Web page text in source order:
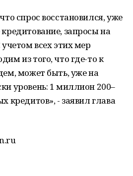
спрос восстановился, уже
запросы на
всех этих мер
из того, что где-то к
может быть, уже на
уровень: 1 миллион 200–
кредитов», - заявил глава